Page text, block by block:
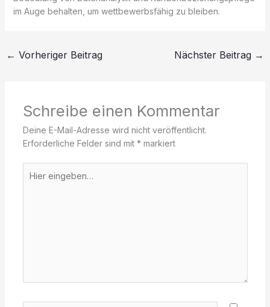
im Auge behalten, um wettbewerbsfähig zu bleiben.
← Vorheriger Beitrag Nächster Beitrag →
Schreibe einen Kommentar
Deine E-Mail-Adresse wird nicht veröffentlicht.
Erforderliche Felder sind mit * markiert
eingeben…